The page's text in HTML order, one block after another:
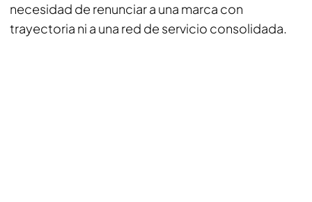
necesidad de renunciar a una marca con
trayectoria ni a una red de servicio consolidada.